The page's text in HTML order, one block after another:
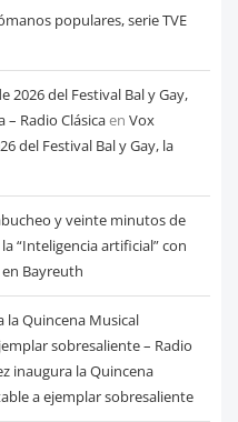
populares, serie TVE
2026 del Festival Bal y Gay,
Radio Clásicaen Vox
del Festival Bal y Gay, la
y veinte minutos de
“Inteligencia artificial” con
Bayreuth
la Quincena Musical
sobresaliente – Radio
inaugura la Quincena
a ejemplar sobresaliente